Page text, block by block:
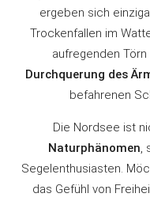
ergeben sich
Trockenfallen im
aufregenden
Durchquerung des
befahrenen
Die Nordsee ist
Naturphänomen,
Segelenthusiasten.
das Gefühl von